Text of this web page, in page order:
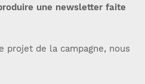
une newsletter faite
projet de la campagne, nous